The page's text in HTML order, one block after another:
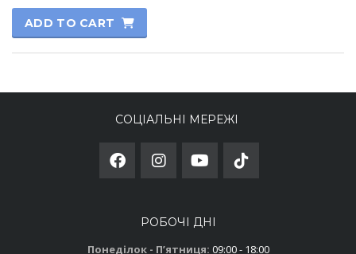
ADD TO CART
СОЦІАЛЬНІ МЕРЕЖІ
РОБОЧІ ДНІ
Понеділок - Пʼятниця: 09:00 - 18:00